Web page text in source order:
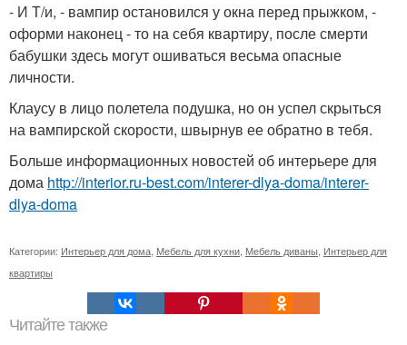
- И Т/и, - вампир остановился у окна перед прыжком, -
оформи наконец - то на себя квартиру, после смерти
бабушки здесь могут ошиваться весьма опасные
личности.
Клаусу в лицо полетела подушка, но он успел скрыться
на вампирской скорости, швырнув ее обратно в тебя.
Больше информационных новостей об интерьере для
дома http://interior.ru-best.com/interer-dlya-doma/interer-
dlya-doma
Категории: Интерьер для дома Мебель для кухни Мебель диваны Интерьер для
квартиры
Читайте также